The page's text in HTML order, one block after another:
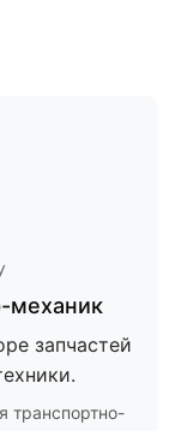
механик
запчастей
транспортно-